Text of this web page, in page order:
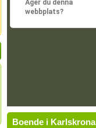
Äger du denna
webbplats?
Boende i Karlskrona